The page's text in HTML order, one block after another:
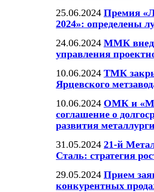
25.06.2024 Премия
2024»: определены
24.06.2024 ММК
управления
10.06.2024 ТМК
Ярцевского
10.06.2024 ОМК и
соглашение о
развития
31.05.2024 21-й
Сталь: стратегия
29.05.2024 Прием
конкурентных